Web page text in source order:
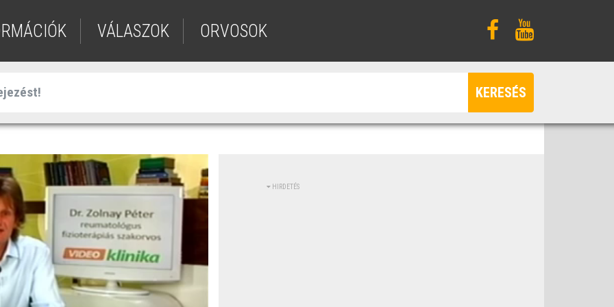
VÁLASZOK ORVOSOK
KERESÉS
HIRDETÉS